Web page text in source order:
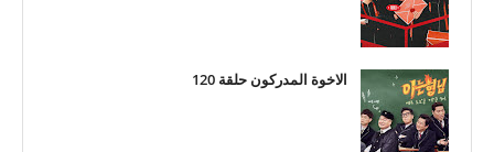
الاخوة المدركون حلقة 120